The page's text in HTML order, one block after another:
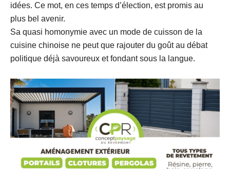
idées. Ce mot, en ces temps d’élection, est promis au
plus bel avenir.
Sa quasi homonymie avec un mode de cuisson de la
cuisine chinoise ne peut que rajouter du goût au débat
politique déjà savoureux et fondant sous la langue.